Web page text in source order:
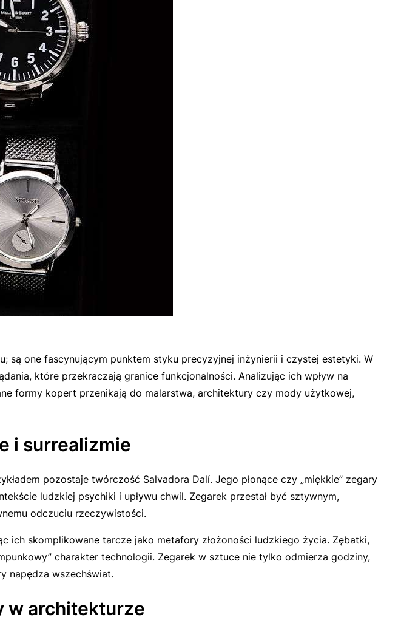
są one fascynującym punktem styku precyzyjnej inżynierii i czystej estetyki. W
które przekraczają granice funkcjonalności. Analizując ich wpływ na
formy kopert przenikają do malarstwa, architektury czy mody użytkowej,
i surrealizmie
pozostaje twórczość Salvadora Dalí. Jego płonące czy „miękkie” zegary
ludzkiej psychiki i upływu chwil. Zegarek przestał być sztywnym,
odczuciu rzeczywistości.
ich skomplikowane tarcze jako metafory złożoności ludzkiego życia. Zębatki,
charakter technologii. Zegarek w sztuce nie tylko odmierza godziny,
napędza wszechświat.
w architekturze